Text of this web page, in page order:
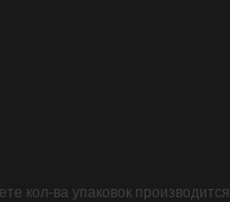
кол-ва упаковок производится